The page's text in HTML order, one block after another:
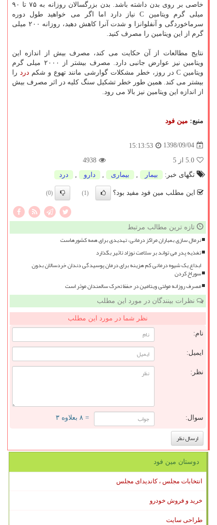
خاصی بر روی بدن داشته باشد. بدن بزرگسالان روزانه به ۷۵ تا ۹۰
میلی گرم ویتامین C نیاز دارد اما اگر می خواهید طول دوره
سرماخوردگی و آنفلوانزا و شدت آنرا كاهش دهید، روزانه ۲۰۰ میلی
گرم از این ویتامین را مصرف كنید.
نتایج مطالعات از آن حكایت می كند، مصرف بیش از اندازه این
ویتامین نیز عوارض جانبی دارد. مصرف بیشتر از ۲۰۰۰ میلی گرم
ویتامین C در روز، خطر مشكلات گوارشی مانند تهوع و شكم
درد را
بیشتر می كند. همین طور خطر تشكیل سنگ كلیه در اثر مصرف بیش
از اندازه این ویتامین نیز بالا می رود.
منبع: مین فود
1398/09/04
15:13:53
5.0 از 5
4938
تگهای خبر:
بیمار بیماری دارو درد
این مطلب مین فود مفید بود؟ (1)
(0)
تازه ترین مطالب مرتبط
نرمال سازی بمباران مراکز درمانی، تهدیدی برای همه کشورهاست
تغذیه پدر می تواند بر سلامت نوزاد تاثیر بگذارد
ابداع یک شیوه درمانی کم هزینه برای درمان پوسیدگی دندان خردسالان بدون
سوراخ کردن
مصرف روزانه مولتی ویتامین در حفظ تحرک سالمندان موثر است
نظرات بینندگان در مورد این مطلب
نظر شما در مورد این مطلب
نام:
ایمیل:
نظر:
سوال: = ۸ بعلاوه ۳
دوستان مین فود
انتخابات مجلس ، کاندیدای مجلس
خرید و فروش خودرو
طراحی سایت